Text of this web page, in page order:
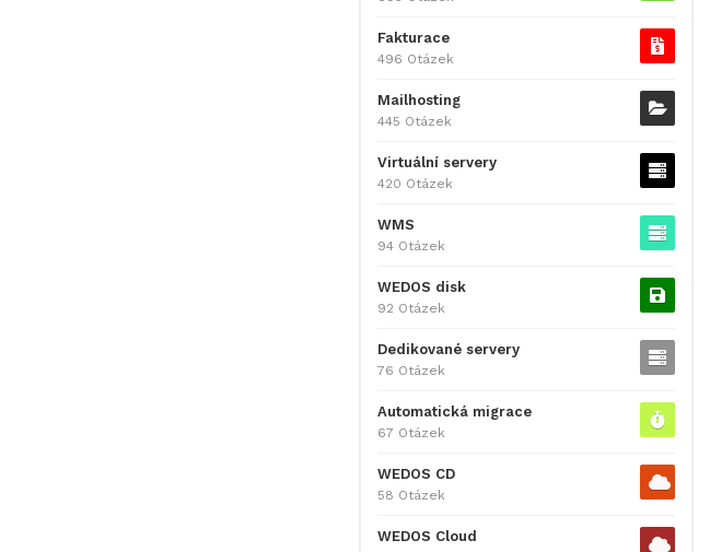
Fakturace
496 Otázek
Mailhosting
445 Otázek
Virtuální servery
420 Otázek
WMS
94 Otázek
WEDOS disk
92 Otázek
Dedikované servery
76 Otázek
Automatická migrace
67 Otázek
WEDOS CD
58 Otázek
WEDOS Cloud